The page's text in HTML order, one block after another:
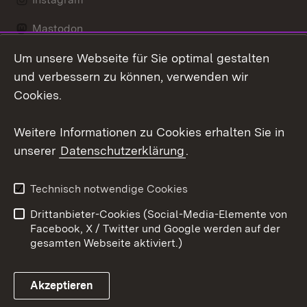
Mastodon
Messenger
Link zum Landesportal
Kontakt
Impressum
Cookies
Um unsere Webseite für Sie optimal gestalten
und verbessern zu können, verwenden wir
Cookies.
Weitere Informationen zu Cookies erhalten Sie in
unserer Datenschutzerklärung.
Technisch notwendige Cookies
Drittanbieter-Cookies (Social-Media-Elemente von
Facebook, X / Twitter und Google werden auf der
gesamten Webseite aktiviert.)
Akzeptieren